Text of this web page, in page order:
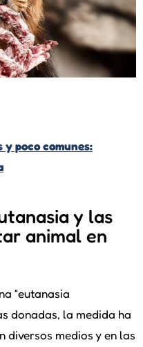
y poco comunes:
y las
animal en
“eutanasia
donadas, la medida ha
diversos medios y en las